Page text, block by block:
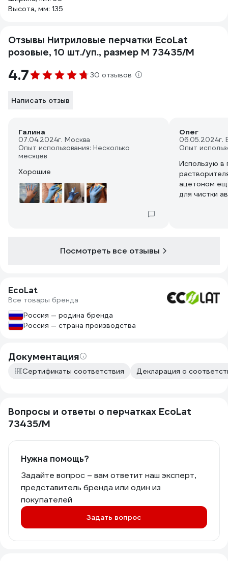
Высота, мм: 135
Отзывы Нитриловые перчатки EcoLat
розовые, 10 шт./уп., размер M 73435/M
4.7 30 отзывов
Написать отзыв
Галина
07.04.2024г. Москва
Опыт использования: Несколько
месяцев
Хорошие
Олег
06.05.2024г.
Опыт
Использую в
ацетоном
для чистки
Посмотреть все отзывы
EcoLat
Все товары бренда
Россия — родина бренда
Россия — страна производства
Документация
Сертификаты соответствия Декларация о
Вопросы и ответы о перчатках EcoLat
73435/M
Нужна помощь?
Задайте вопрос – вам ответит наш эксперт,
представитель бренда или один из
покупателей
Задать вопрос